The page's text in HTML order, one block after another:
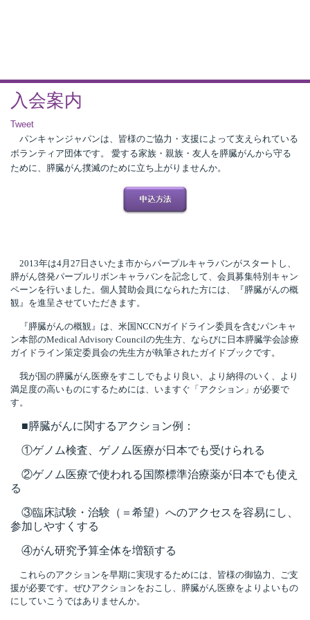
入会案内
Tweet
パンキャンジャパンは、皆様のご協力・支援によって支えられている
ボランティア団体です。 愛する家族・親族・友人を膵臓がんから守る
ために、膵臓がん撲滅のために立ち上がりませんか。
2013年は4月27日さいたま市からパープルキャラバンがスタートし、
膵がん啓発パープルリボンキャラバンを記念して、会員募集特別キャン
ペーンを行いました。個人賛助会員になられた方には、『膵臓がんの概
観』を進呈させていただきます。
『膵臓がんの概観』は、米国NCCNガイドライン委員を含むパンキャ
ン本部のMedical Advisory Councilの先生方、ならびに日本膵臓学会診療
ガイドライン策定委員会の先生方が執筆されたガイドブックです。
我が国の膵臓がん医療をすこしでもより良い、より納得のいく、より
満足度の高いものにするためには、いますぐ「アクション」が必要で
す。
■膵臓がんに関するアクション例：
①ゲノム検査、ゲノム医療が日本でも受けられる
②ゲノム医療で使われる 国際標準治療薬が日本でも使え
る
③臨床試験・治験（＝希望）へのアクセスを容易にし、
参加しやすくする
④がん研究予算全体を増額する
これらのアクションを早期に実現するためには、皆様の御協力、ご支
援が必要です。ぜひアクションをおこし、膵臓がん医療をよりよいもの
にしていこうではありませんか。